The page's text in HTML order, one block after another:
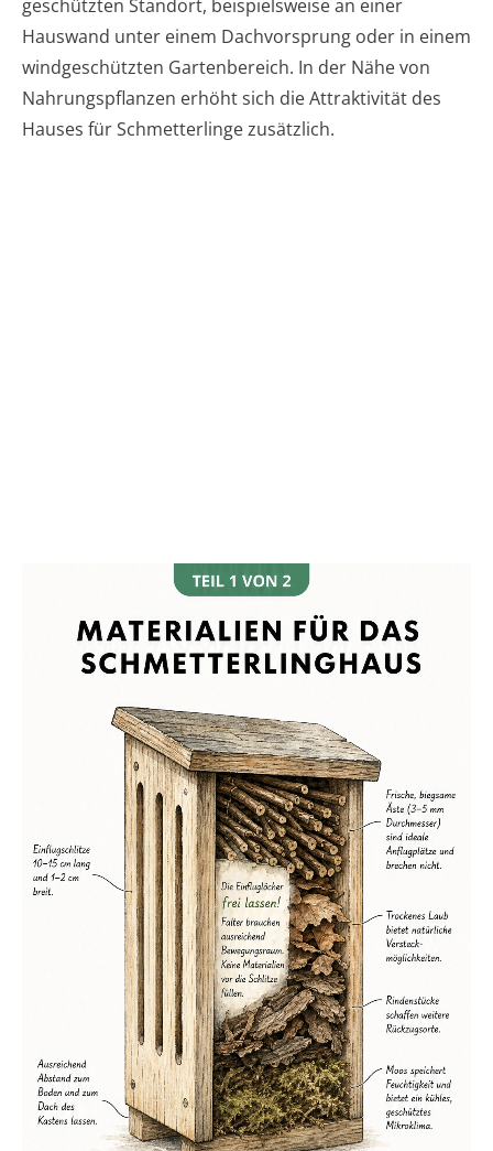
geschützten Standort, beispielsweise an einer
Hauswand unter einem Dachvorsprung oder in einem
windgeschützten Gartenbereich. In der Nähe von
Nahrungspflanzen erhöht sich die Attraktivität des
Hauses für Schmetterlinge zusätzlich.